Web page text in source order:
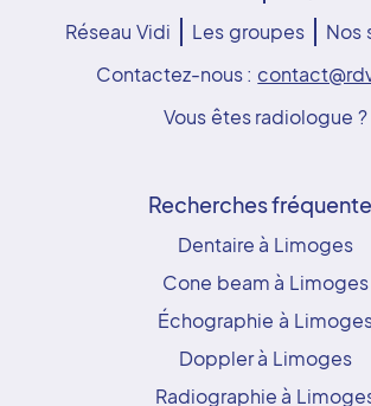
Réseau Vidi
Les groupes
Nos
Contactez-nous :
Vous êtes radiologue ?
Recherches
Dentaire à Limoges
Cone beam à Limoges
Échographie à
Doppler à Limoges
Radiographie à